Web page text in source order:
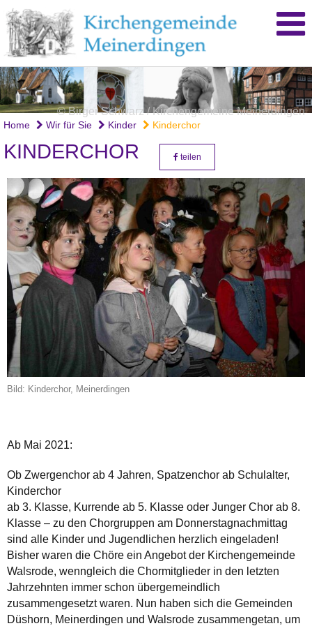
© Birger Schwarz / Kirchengemeine Meinerdingen
Home Wir für Sie Kinder Kinderchor
KINDERCHOR teilen
Bild: Kinderchor, Meinerdingen
Ab Mai 2021:
Ob Zwergenchor ab 4 Jahren, Spatzenchor ab Schulalter,
Kinderchor
ab 3. Klasse, Kurrende ab 5. Klasse oder Junger Chor ab 8.
Klasse – zu den Chorgruppen am Donnerstagnachmittag
sind alle Kinder und Jugendlichen herzlich eingeladen!
Bisher waren die Chöre ein Angebot der Kirchengemeinde
Walsrode, wenngleich die Chormitglieder in den letzten
Jahrzehnten immer schon übergemeindlich
zusammengesetzt waren. Nun haben sich die Gemeinden
Düshorn, Meinerdingen und Walsrode zusammengetan, um